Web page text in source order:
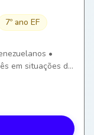
7º ano EF
•
em situações do
Acolhimento.